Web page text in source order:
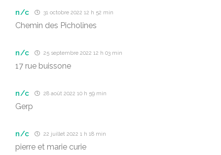
n/c 31 octobre 2022 12 h 52 min
Chemin des Picholines
n/c 25 septembre 2022 12 h 03 min
17 rue buissone
n/c 28 août 2022 10 h 59 min
Gerp
n/c 22 juillet 2022 1 h 18 min
pierre et marie curie